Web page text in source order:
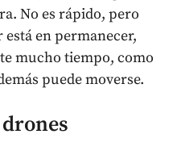
No es rápido, pero
está en permanecer,
mucho tiempo, como
puede moverse.